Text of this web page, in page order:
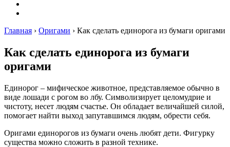
Главная › Оригами › Как сделать единорога из бумаги оригами
Как сделать единорога из бумаги
оригами
Единорог – мифическое животное, представляемое обычно в
виде лошади с рогом во лбу. Символизирует целомудрие и
чистоту, несет людям счастье. Он обладает величайшей силой,
помогает найти выход запутавшимся людям, обрести себя.
Оригами единорогов из бумаги очень любят дети. Фигурку
существа можно сложить в разной технике.